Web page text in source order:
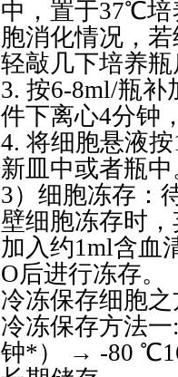
中，置于37℃培
胞消化情况，
轻敲几下培养
3. 按6-8ml/瓶补
件下离心4分钟
4. 将细胞悬液
新皿中或者瓶中
3）细胞冻存：
壁细胞冻存时
加入约1ml含血
O后进行冻存。
冷冻保存细胞
冷冻保存方法
钟*） → -80